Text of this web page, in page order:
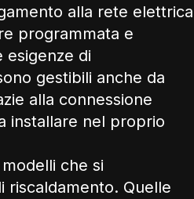
alla rete elettrica
programmata e
esigenze di
gestibili anche da
alla connessione
installare nel proprio
che si
riscaldamento. Quelle